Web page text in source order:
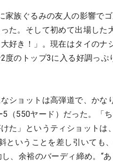
家族ぐるみの友人の影響で
た。そして初めて出場した
好き！」。現在はタイのナ
度のトップ3に入る好調っぷ
ショットは高弾道で、かな
（550ヤード）だった。「
た」というティショットは
ということを差し引いても
、余裕のバーディ締め。“あ